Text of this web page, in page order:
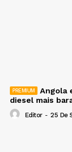
Angola
diesel mais
Editor - 25 De